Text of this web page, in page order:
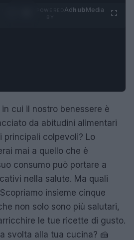
AdhubMedia
cui il nostro benessere è
da abitudini alimentari
principali colpevoli? Lo
mai a quello che è
consumo può portare a
nella salute. Ma quali
insieme cinque
non solo sono più salutari,
le tue ricette di gusto.
svolta alla tua cucina? 🍰